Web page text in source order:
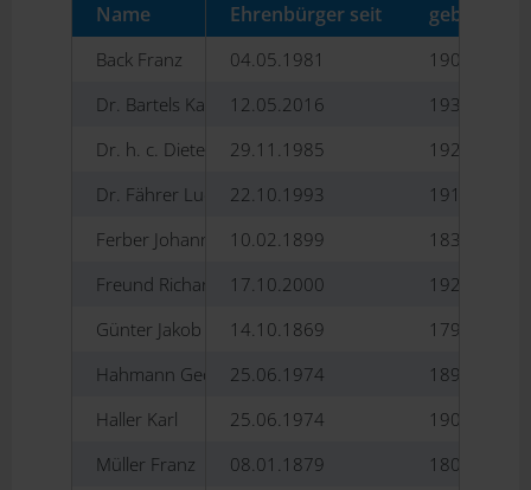
Ehrenbürger seit geboren /
04.05.1981
1901-1997
12.05.2016
1937-2016
29.11.1985
1929-2024
22.10.1993
1913-1995
10.02.1899
1839-1905
17.10.2000
1920-2010
14.10.1869
1799-1872
25.06.1974
1890-1975
25.06.1974
1908-1995
08.01.1879
1807-1883
Name
Back Franz
Dr. Bartels Karl Heinz
Dr. h. c. Dieter Werner
Dr. Fährer Ludwig
Ferber Johann Baptist
Freund Richard
Günter Jakob
Hahmann Georg
Haller Karl
Müller Franz